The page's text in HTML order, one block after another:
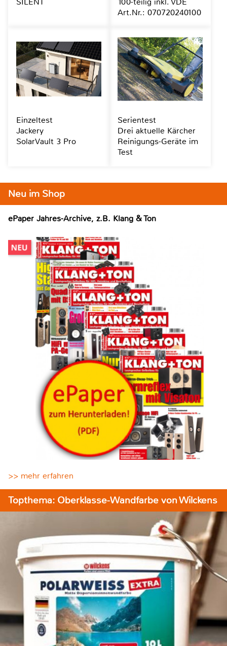
Neu im Shop
ePaper Jahres-Archive, z.B. Klang & Ton
>> mehr erfahren
Topthema: Oberklasse-Wandfarbe von Wilckens
Art.Nr.: 070720240100
Einzeltest
Jackery
SolarVault 3 Pro
Serientest
Drei aktuelle Kärcher
Reinigungs-Geräte im
Test